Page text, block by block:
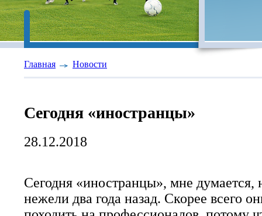
Главная Новости
Сегодня «иностранцы»
28.12.2018
Сегодня «иностранцы», мне думается,
нежели два года назад. Скорее всего